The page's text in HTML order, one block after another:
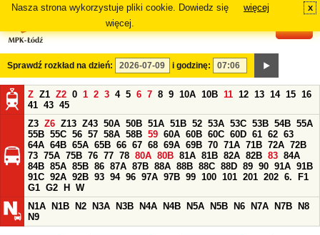
Nasza strona wykorzystuje pliki cookie. Dowiedz się
więcej.
więcej x
Sprawdź rozkład na dzień: i godzinę:
Z Z1 Z2 0 1 2 3 4 5 6 7 8 9 10A 10B 11 12 13 14 15 16
41 43 45
Z3 Z6 Z13 Z43 50A 50B 51A 51B 52 53A 53C 53B 54B 55A
55B 55C 56 57 58A 58B 59 60A 60B 60C 60D 61 62 63
64A 64B 65A 65B 66 67 68 69A 69B 70 71A 71B 72A 72B
73 75A 75B 76 77 78 80A 80B 81A 81B 82A 82B 83 84A
84B 85A 85B 86 87A 87B 88A 88B 88C 88D 89 90 91A 91B
91C 92A 92B 93 94 96 97A 97B 99 100 101 201 202 6.
F1
G1 G2 H
W
N1A
N1B N2 N3A N3B N4A N4B N5A N5B N6 N7A N7B
N8
N9